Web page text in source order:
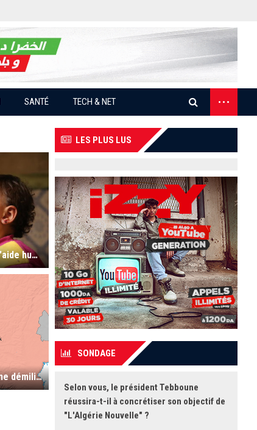
SANTÉ TECH & NET ...
Syrie : 14,6 millions de personnes ont besoin d'aide humanitaire
Poutine : "Nous nous efforcerons d’arriver à une démilitarisation et une dénazification de l’Ukraine"
LES PLUS LUS
SONDAGE
Selon vous, le président Tebboune
réussira-t-il à concrétiser son objectif de
"L'Algérie Nouvelle" ?